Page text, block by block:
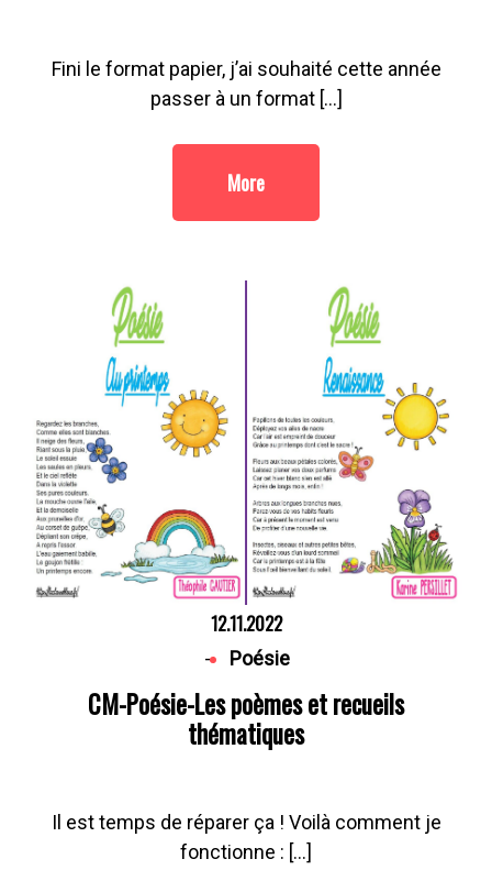
Fini le format papier, j’ai souhaité cette année
passer à un format […]
More
12.11.2022
- Poésie
CM-Poésie-Les poèmes et recueils
thématiques
Il est temps de réparer ça ! Voilà comment je
fonctionne : […]